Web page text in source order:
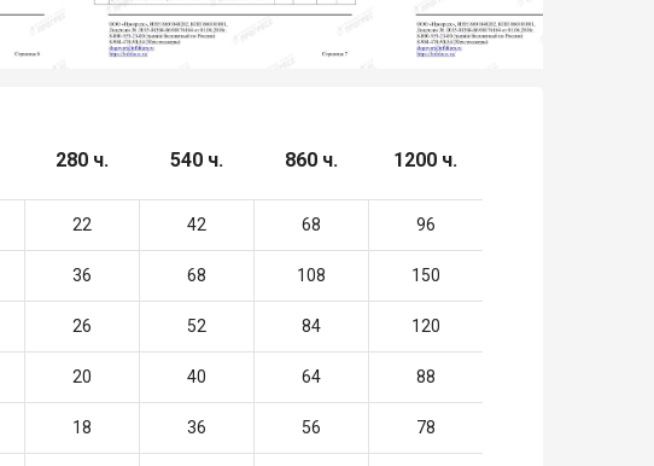
280 ч. 540 ч. 860 ч. 1200 ч.
22 42 68 96
36 68 108 150
26 52 84 120
20 40 64 88
18 36 56 78